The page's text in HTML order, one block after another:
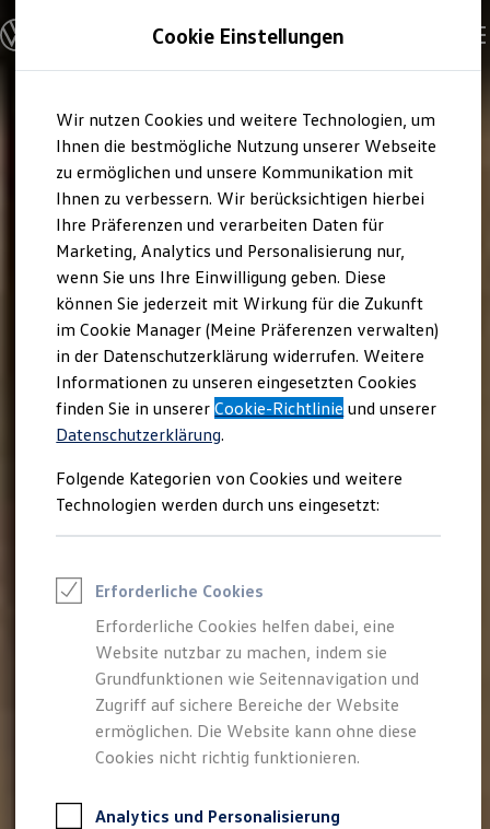
Hauptinhalt
springen
Footer
springen
Modelle und Konfigurator
Konfigurator
Modelle vergleichen
Elektroautos
ENERGY Sondermodelle
Nutzfahrzeuge
SUV und CUV
Familienautos
Kombis
Kompaktwagen
Sportwagen
Schnell verfügbare Fahrzeuge
Angebote und Produkte
Aktuelle Angebote
E-Auto-Förderung
Volkswagen Marktplatz
Die ENERGY Sondermodelle
Junge Gebrauchtwagen und Gebrauchtwagen
Volkswagen Zertifizierte Gebrauchtwagen
Elektromobilität bei Gebrauchtwagen
Saisonangebote
Reifenpakete
Leasing
Leasing-Angebote
Elektroauto Leasing
Kleinwagen-Leasing
Leasing ohne Anzahlung
Finanzierung
Autokredit mit Schlussrate
Versicherungen und Garantien
Kfz-Versicherung
Restschuldversicherungen
Garantien
Professional Class bei Volkswagen
Cookie Einstellungen
Wir nutzen Cookies und weitere Technologien, um
Ihnen die bestmögliche Nutzung unserer Webseite
zu ermöglichen und unsere Kommunikation mit
Ihnen zu verbessern. Wir berücksichtigen hierbei
Ihre Präferenzen und verarbeiten Daten für
Marketing, Analytics und Personalisierung nur,
wenn Sie uns Ihre Einwilligung geben. Diese
können Sie jederzeit mit Wirkung für die Zukunft
im Cookie Manager (Meine Präferenzen verwalten)
in der Datenschutzerklärung widerrufen. Weitere
Informationen zu unseren eingesetzten Cookies
finden Sie in unsererCookie-Richtlinie und unserer
Datenschutzerklärung.
Folgende Kategorien von Cookies und weitere
Technologien werden durch uns eingesetzt:
Erforderliche Cookies
Erforderliche Cookies helfen dabei, eine
Website nutzbar zu machen, indem sie
Grundfunktionen wie Seitennavigation und
Zugriff auf sichere Bereiche der Website
ermöglichen. Die Website kann ohne diese
Cookies nicht richtig funktionieren.
Analytics und Personalisierung